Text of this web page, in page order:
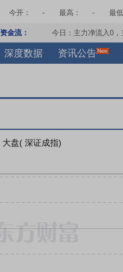
今开： - 最高： - 最低
资金流： 今日：主力净流入0
深度数据 资讯公告
大盘( 深证成指)